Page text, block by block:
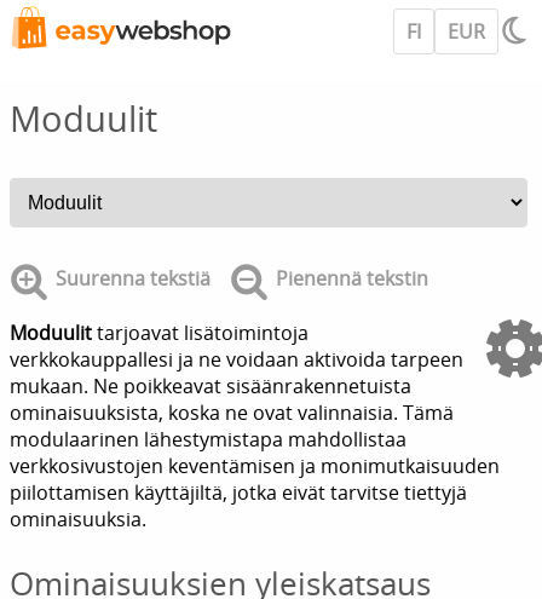
FI EUR
Moduulit
Suurenna tekstiä Pienennä tekstin
Moduulittarjoavat lisätoimintoja
verkkokauppallesi ja ne voidaan aktivoida tarpeen
mukaan. Ne poikkeavat sisäänrakennetuista
ominaisuuksista, koska ne ovat valinnaisia. Tämä
modulaarinen lähestymistapa mahdollistaa
verkkosivustojen keventämisen ja monimutkaisuuden
piilottamisen käyttäjiltä, jotka eivät tarvitse tiettyjä
ominaisuuksia.
Ominaisuuksien yleiskatsaus